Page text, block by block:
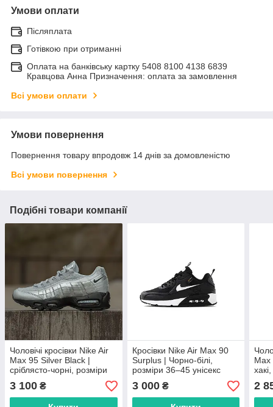
Умови оплати
Післяплата
Готівкою при отриманні
Оплата на банківську картку 5408 8100 4138 6839
Кравцова Анна Призначення: оплата за замовлення
Всі умови оплати
Умови повернення
Повернення товару впродовж 14 днів за домовленістю
Всі умови повернення
Подібні товари компанії
Чоловічі кросівки Nike Air
Max 95 Silver Black |
сріблясто-чорні, розміри
40–45
3 100 ₴
Кросівки Nike Air Max 90
Surplus | Чорно-білі,
розміри 36–45 унісекс
3 000₴
Max
2